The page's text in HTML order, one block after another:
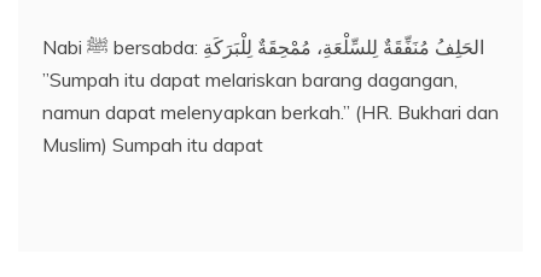
Nabi ﷺ bersabda: الحَلِفُ مُنَفِّقَةٌ لِلسِّلْعَةِ، مُمْحِقَةٌ لِلْبَرَكَةِ
”Sumpah itu dapat melariskan barang dagangan,
namun dapat melenyapkan berkah.” (HR. Bukhari dan
Muslim) Sumpah itu dapat